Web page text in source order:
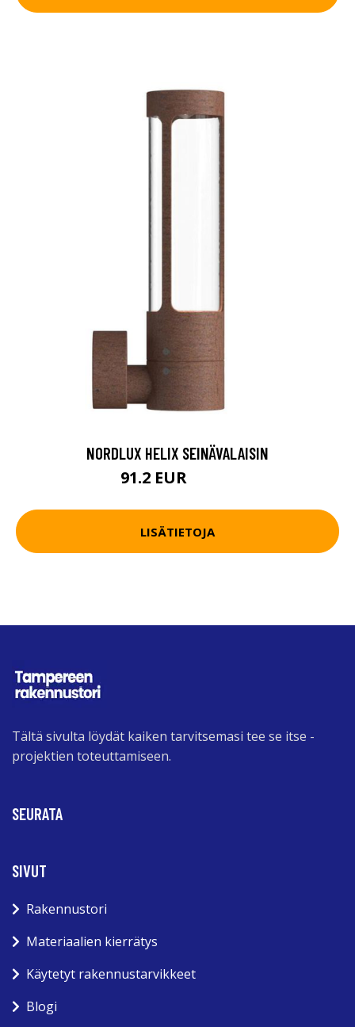
NORDLUX HELIX SEINÄVALAISIN
91.2 EUR
LISÄTIETOJA
Tältä sivulta löydät kaiken tarvitsemasi tee se itse -
projektien toteuttamiseen.
SEURATA
SIVUT
Rakennustori
Materiaalien kierrätys
Käytetyt rakennustarvikkeet
Blogi